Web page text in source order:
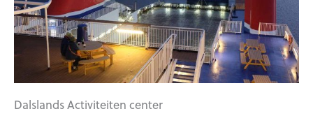
Dalslands Activiteiten center